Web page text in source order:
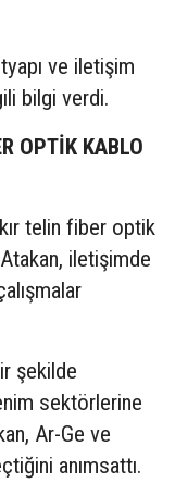
ve iletişim
bilgi verdi.
OPTİK KABLO
telin fiber optik
iletişimde
şekilde
sektörlerine
Ar-Ge ve
anımsattı.